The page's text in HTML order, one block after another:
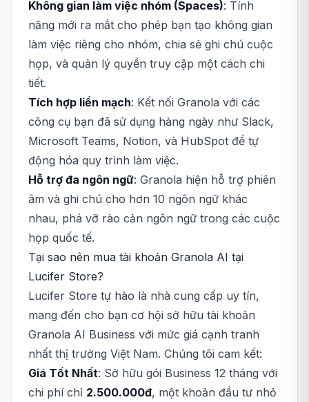
Không gian làm việc nhóm (Spaces): Tính
năng mới ra mắt cho phép bạn tạo không gian
làm việc riêng cho nhóm, chia sẻ ghi chú cuộc
họp, và quản lý quyền truy cập một cách chi
tiết.
Tích hợp liền mạch: Kết nối Granola với các
công cụ bạn đã sử dụng hàng ngày như Slack,
Microsoft Teams, Notion, và HubSpot để tự
động hóa quy trình làm việc.
Hỗ trợ đa ngôn ngữ: Granola hiện hỗ trợ phiên
âm và ghi chú cho hơn 10 ngôn ngữ khác
nhau, phá vỡ rào cản ngôn ngữ trong các cuộc
họp quốc tế.
Tại sao nên mua tài khoản Granola AI tại
Lucifer Store?
Lucifer Store tự hào là nhà cung cấp uy tín,
mang đến cho bạn cơ hội sở hữu tài khoản
Granola AI Business với mức giá cạnh tranh
nhất thị trường Việt Nam. Chúng tôi cam kết:
Giá Tốt Nhất: Sở hữu gói Business 12 tháng với
chi phí chỉ 2.500.000đ, một khoản đầu tư nhỏ